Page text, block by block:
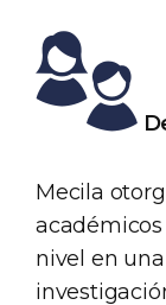
Mecila
nivel en